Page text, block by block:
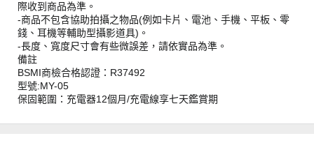
際收到商品為準。
-商品不包含協助拍攝之物品(例如卡片、電池、手機、平板、零
錢、耳機等輔助型攝影道具)。
-長度、寬度尺寸會有些微誤差，請依實品為準。
備註
BSMI商檢合格認證：R37492
型號:MY-05
保固範圍：充電器12個月/充電線享七天鑑賞期